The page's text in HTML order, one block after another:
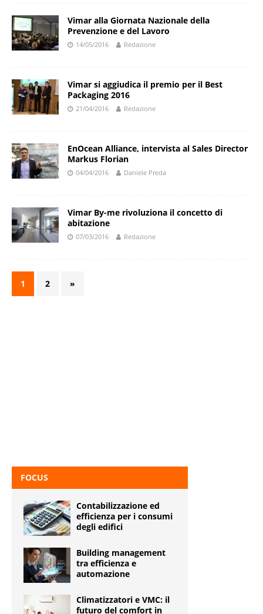
Vimar alla Giornata Nazionale della
Prevenzione e del Lavoro
14/05/2016 Redazione
Vimar si aggiudica il premio per il Best
Packaging 2016
21/04/2016 Redazione
EnOcean Alliance, intervista al Sales Director
Markus Florian
04/04/2016 Daniele Preda
Vimar By-me rivoluziona il concetto di
abitazione
07/03/2016 Redazione
1 2 »
FOCUS
Contabilizzazione ed
efficienza per i consumi
degli edifici
Building management
tra efficienza e
automazione
Climatizzatori e VMC: il
futuro del comfort in